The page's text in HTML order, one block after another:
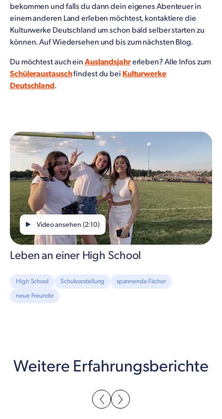
bekommen und falls du dann dein eigenes Abenteuer in
einem anderen Land erleben möchtest, kontaktiere die
Kulturwerke Deutschland um schon bald selber starten zu
können. Auf Wiedersehen und bis zum nächsten Blog.
Du möchtest auch ein Auslandsjahrerleben? Alle Infos zum
Schüleraustauschfindest du bei Kulturwerke
Deutschland.
Video ansehen (2:10)
Leben an einer High School
High School Schulvorstellung
spannende Fächer
neue Freunde
Weitere Erfahrungsberichte